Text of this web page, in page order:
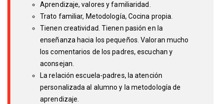
Aprendizaje, valores y familiaridad.
Trato familiar, Metodología, Cocina propia.
Tienen creatividad. Tienen pasión en la
enseñanza hacia los pequeños. Valoran mucho
los comentarios de los padres, escuchan y
aconsejan.
La relación escuela-padres, la atención
personalizada al alumno y la metodología de
aprendizaje.